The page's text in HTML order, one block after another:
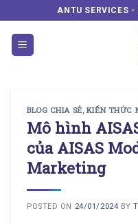
to
content
ANTU SERVICES -
BLOG CHIA SẺ, KIẾN THỨC
Mô hình
của AISAS
Marketing
POSTED ON 24/01/2024 BY